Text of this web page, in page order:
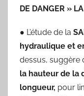
DE DANGER »
● L’étude de la
hydraulique et
dessus, suggère
la hauteur de la
longueur, pour